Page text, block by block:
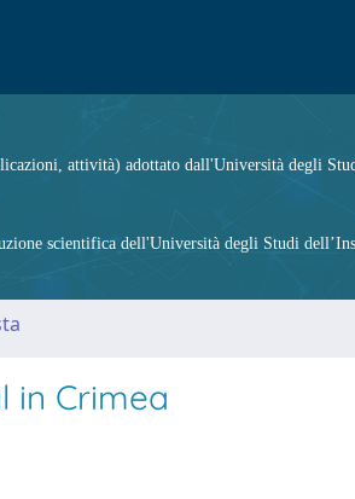
attività) adottato dall'Università degli
scientifica dell'Università degli Studi
in Crimea